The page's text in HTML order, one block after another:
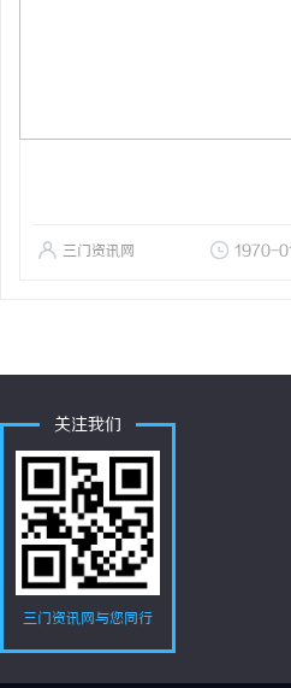
三门资讯网 1970-
关注我们
三门资讯网与您同行